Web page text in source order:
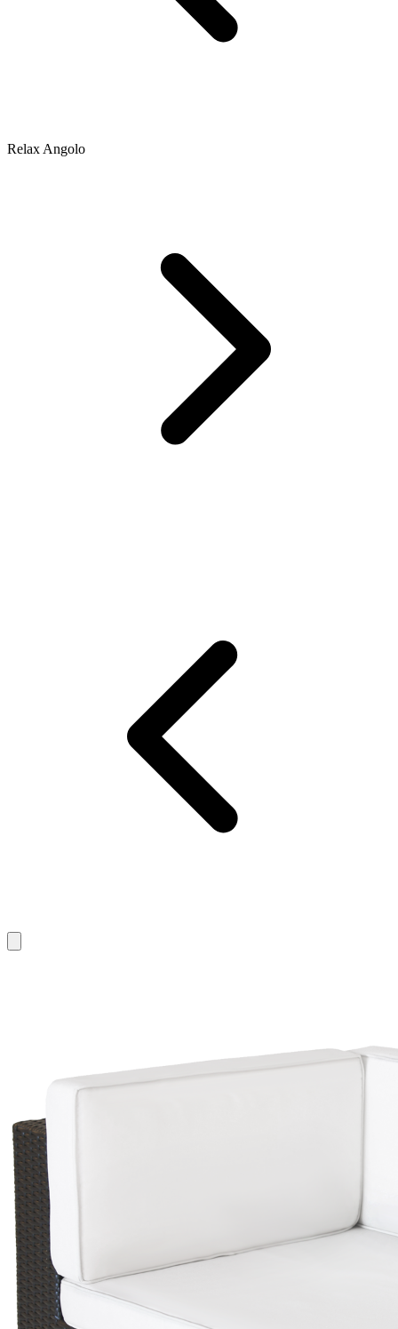
Relax Angolo